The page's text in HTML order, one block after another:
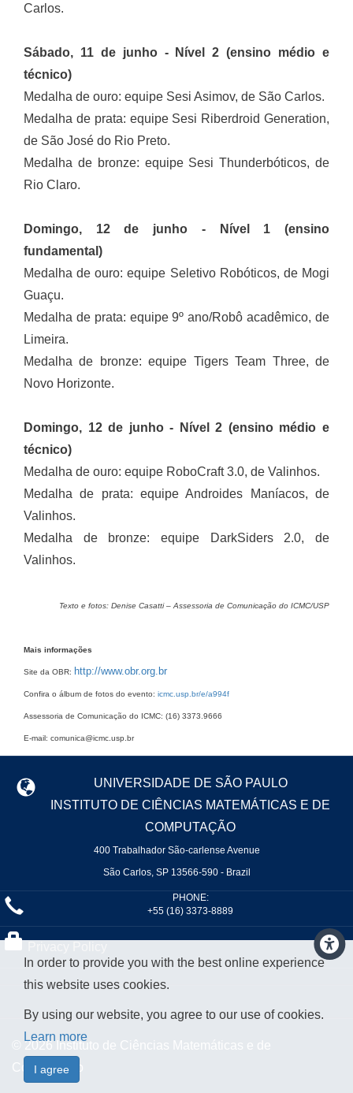
Carlos.
Sábado, 11 de junho - Nível 2 (ensino médio e
técnico)
Medalha de ouro: equipe Sesi Asimov, de São Carlos.
Medalha de prata: equipe Sesi Riberdroid Generation,
de São José do Rio Preto.
Medalha de bronze: equipe Sesi Thunderbóticos, de
Rio Claro.
Domingo, 12 de junho - Nível 1 (ensino
fundamental)
Medalha de ouro: equipe Seletivo Robóticos, de Mogi
Guaçu.
Medalha de prata: equipe 9º ano/Robô acadêmico, de
Limeira.
Medalha de bronze: equipe Tigers Team Three, de
Novo Horizonte.
Domingo, 12 de junho - Nível 2 (ensino médio e
técnico)
Medalha de ouro: equipe RoboCraft 3.0, de Valinhos.
Medalha de prata: equipe Androides Maníacos, de
Valinhos.
Medalha de bronze: equipe DarkSiders 2.0, de
Valinhos.
Texto e fotos: Denise Casatti – Assessoria de Comunicação do ICMC/USP
Mais informações
Site da OBR: http://www.obr.org.br
Confira o álbum de fotos do evento: icmc.usp.br/e/a994f
Assessoria de Comunicação do ICMC: (16) 3373.9666
E-mail: comunica@icmc.usp.br
UNIVERSIDADE DE SÃO PAULO
INSTITUTO DE CIÊNCIAS MATEMÁTICAS E DE
COMPUTAÇÃO
400 Trabalhador São-carlense Avenue
São Carlos, SP 13566-590 - Brazil
PHONE:
+55 (16) 3373-8889
© 2026 Instituto de Ciências Matemáticas e de
Computação
In order to provide you with the best online experience
this website uses cookies.
By using our website, you agree to our use of cookies.
Learn more
I agree